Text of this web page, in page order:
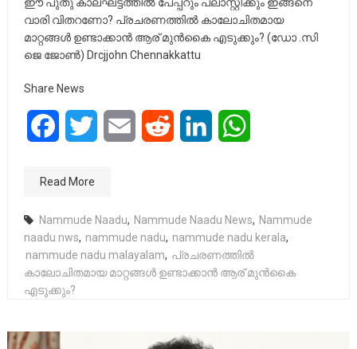
വാരി വിതറണോ? പ്രചരണത്തിൽ കാലോചിതമായ
മാറ്റങ്ങൾ ഉണ്ടാക്കാൻ ആര് മുൻകൈ എടുക്കും? (ഡോ .സി
ജെ ജോൺ) Drcjjohn Chennakkattu
Share News
FacebookTwitter Email Reddit LinkedIn
Read More
Nammude Naadu, Nammude Naadu News, Nammude
naadu nws, nammude nadu, nammude nadu kerala,
nammude nadu malayalam, പ്രചരണത്തിൽ
കാലോചിതമായ മാറ്റങ്ങൾ ഉണ്ടാക്കാൻ ആര് മുൻകൈ
എടുക്കും?